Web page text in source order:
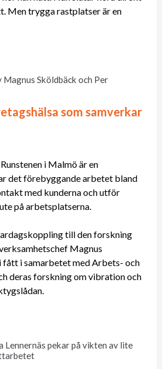
Men trygga rastplatser är en
Sköldbäck och Per
som samverkar
i Malmö är en
det förebyggande arbetet bland
med kunderna och utför
på arbetsplatserna.
till den forskning
Magnus
fått i samarbetet med Arbets- och
deras forskning om vibration och
pekar på vikten av lite